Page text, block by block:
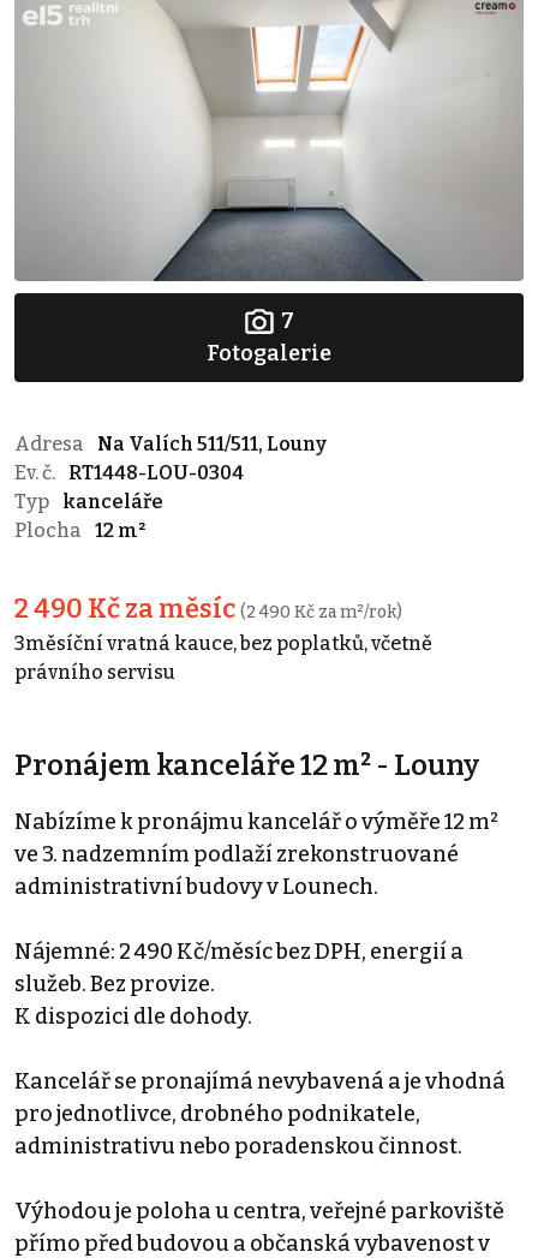
7
Fotogalerie
Adresa
Na Valích 511/511, Louny
Ev. č.
RT1448-LOU-0304
Typ
kanceláře
Plocha
12 m²
2 490 Kč za měsíc (2 490 Kč za m²/rok)
3měsíční vratná kauce, bez poplatků, včetně
právního servisu
Pronájem kanceláře 12 m² - Louny
Nabízíme k pronájmu kancelář o výměře 12 m²
ve 3. nadzemním podlaží zrekonstruované
administrativní budovy v Lounech.
Nájemné: 2 490 Kč/měsíc bez DPH, energií a
služeb. Bez provize.
K dispozici dle dohody.
Kancelář se pronajímá nevybavená a je vhodná
pro jednotlivce, drobného podnikatele,
administrativu nebo poradenskou činnost.
Výhodou je poloha u centra, veřejné parkoviště
přímo před budovou a občanská vybavenost v